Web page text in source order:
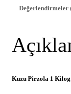
Değerlendirmeler
Kuzu Pirzola 1